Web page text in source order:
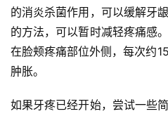
的消炎杀菌作用，可以缓解牙
的方法，可以暂时减轻疼痛感
在脸颊疼痛部位外侧，每次约
肿胀。
如果牙疼已经开始，尝试一些